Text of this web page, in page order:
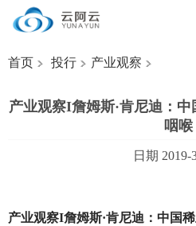
首页 投行 产业观察
产业观察I詹姆斯·肯尼迪：
咽喉
日期 2019-
产业观察I詹姆斯·肯尼迪：中国